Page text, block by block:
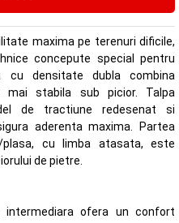
maxima pe terenuri dificile,
concepute special pentru
cu densitate dubla combina
stabila sub picior. Talpa
de tractiune redesenat si
aderenta maxima. Partea
cu limba atasata, este
de pietre.
ofera un confort